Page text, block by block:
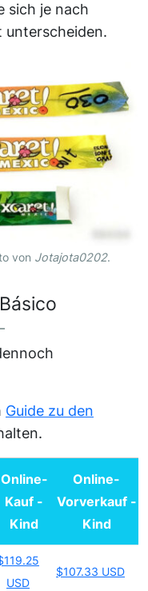
sich je nach
unterscheiden.
von Jotajota0202.
Guide zu den
Online-
Kauf -
Kind
Online-
Vorverkauf -
Kind
USD
$107.33 USD